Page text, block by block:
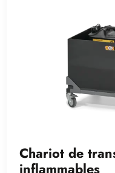
Chariot de
inflammables